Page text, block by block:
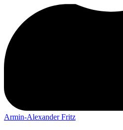
Armin-Alexander Fritz